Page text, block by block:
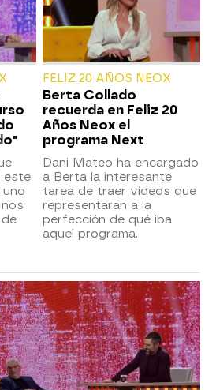
este
FELIZ 20 AÑOS NEOX
Berta Collado
recuerda en Feliz 20
Años Neox el
programa Next
Dani Mateo ha encargado
a Berta la interesante
tarea de traer vídeos que
representaran a la
perfección de qué iba
aquel programa.